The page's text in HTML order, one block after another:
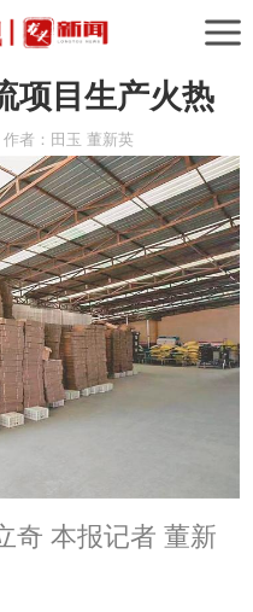
项目生产火热
者：田玉 董新英
奇 本报记者 董新